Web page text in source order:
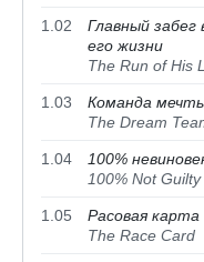
1.02
Главный забег
его жизни
The Run of His
1.03
Команда
The Dream
1.04
100%
100% Not Guilty
1.05
Расовая карта
The Race Card